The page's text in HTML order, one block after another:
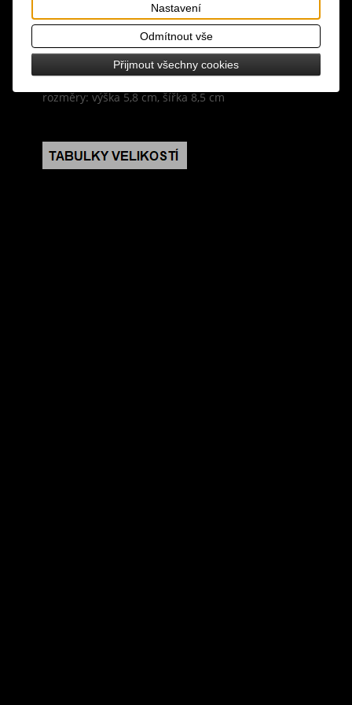
design: přezka na opasek ve tvaru obdélníku s 3D
lebkami - pohřebiště, vhodná na opasek do šíře
4,4 cm, přezka je opatřená poutkem a zapínacím
rozměry: výška 5,8 cm, šířka 8,5 cm
Nastavení
Odmítnout vše
Přijmout všechny cookies